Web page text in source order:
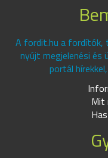
A fordit.hu a fordítók,
nyújt megjelenési és
portál
Mit